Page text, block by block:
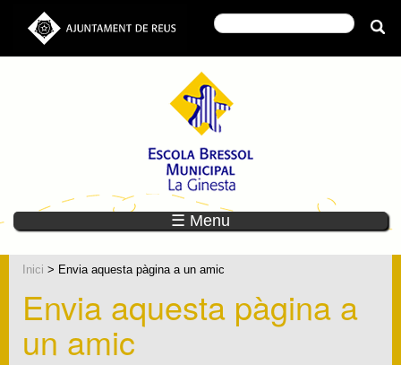
☰ Menu
Inici > Envia aquesta pàgina a un amic
Envia aquesta pàgina a
un amic